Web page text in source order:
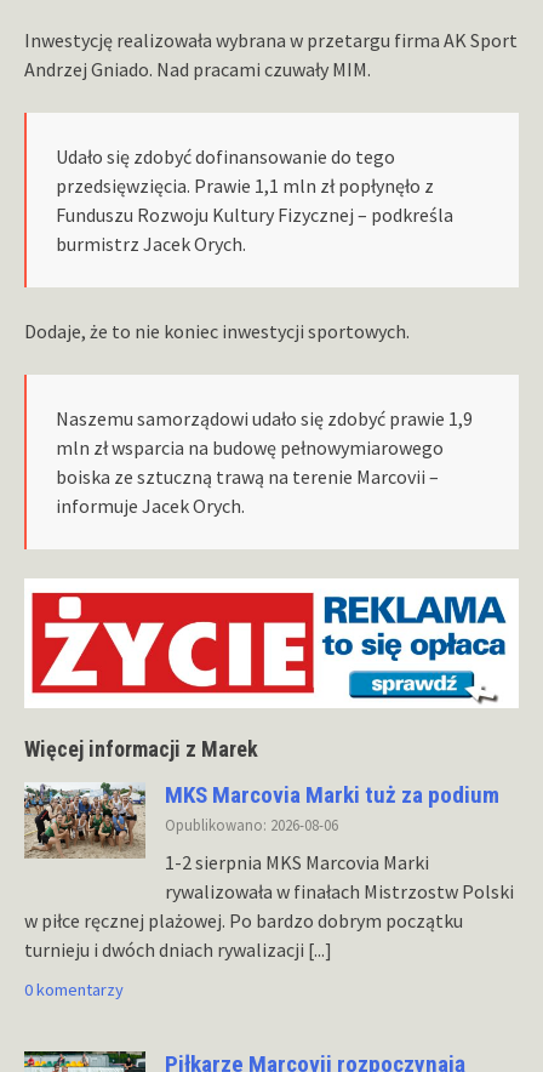
Inwestycję realizowała wybrana w przetargu firma AK Sport
Andrzej Gniado. Nad pracami czuwały MIM.
Udało się zdobyć dofinansowanie do tego
przedsięwzięcia. Prawie 1,1 mln zł popłynęło z
Funduszu Rozwoju Kultury Fizycznej – podkreśla
burmistrz Jacek Orych.
Dodaje, że to nie koniec inwestycji sportowych.
Naszemu samorządowi udało się zdobyć prawie 1,9
mln zł wsparcia na budowę pełnowymiarowego
boiska ze sztuczną trawą na terenie Marcovii –
informuje Jacek Orych.
Więcej informacji z Marek
MKS Marcovia Marki tuż za podium
Opublikowano: 2026-08-06
1-2 sierpnia MKS Marcovia Marki
rywalizowała w finałach Mistrzostw Polski
w piłce ręcznej plażowej. Po bardzo dobrym początku
turnieju i dwóch dniach rywalizacji [...]
0 komentarzy
Piłkarze Marcovii rozpoczynają